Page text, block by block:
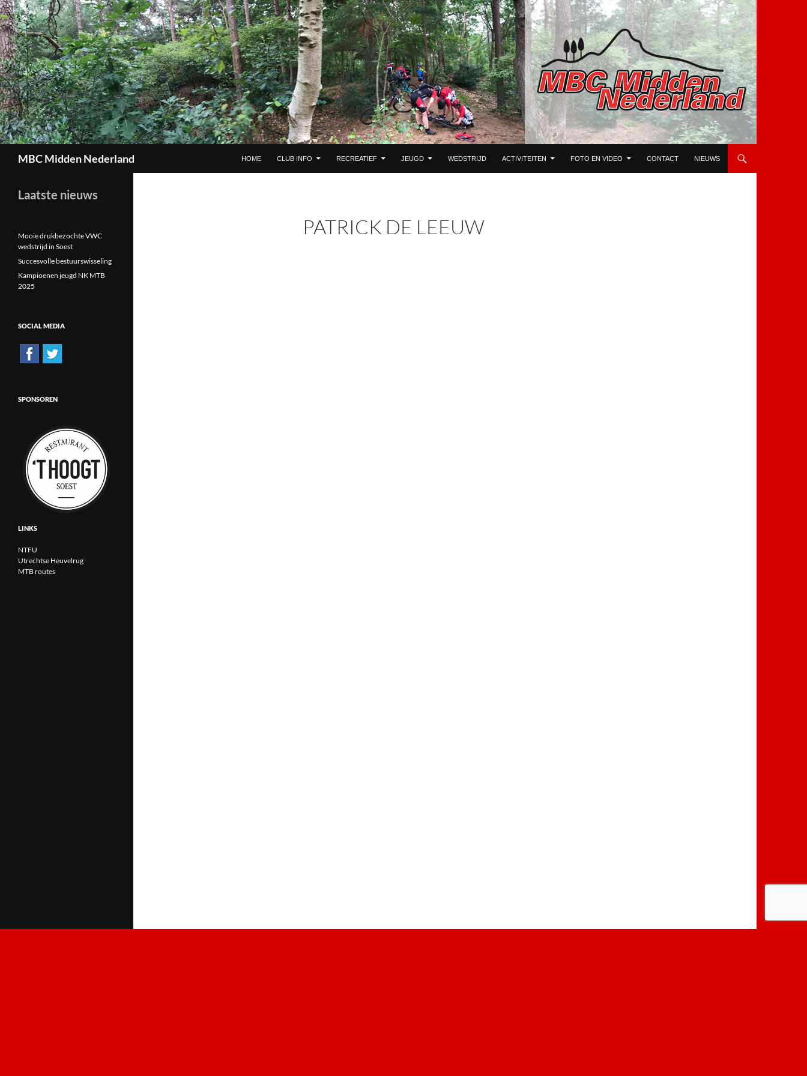
MBC Midden Nederland HOME CLUB INFO RECREATIEF JEUGD WEDSTRIJD ACTIVITEITEN FOTO EN VIDEO CONTACT NIEUWS
PATRICK DE LEEUW
Laatste nieuws
Mooie drukbezochte VWC
wedstrijd in Soest
Succesvolle bestuurswisseling
Kampioenen jeugd NK MTB
2025
SOCIAL MEDIA
SPONSOREN
LINKS
NTFU
Utrechtse Heuvelrug
MTB routes